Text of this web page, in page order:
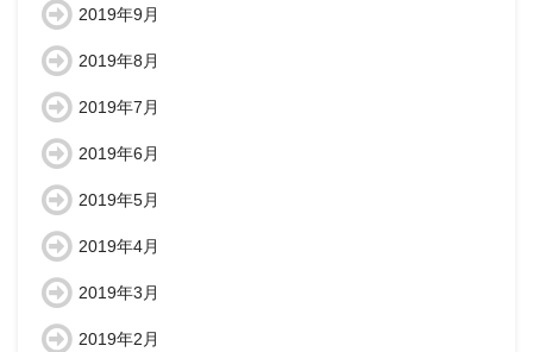
2019年9月
2019年8月
2019年7月
2019年6月
2019年5月
2019年4月
2019年3月
2019年2月